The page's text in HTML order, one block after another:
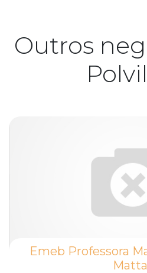
Outros
Emeb Professora